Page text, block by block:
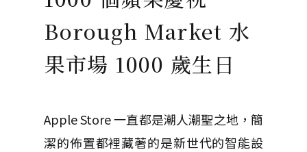
Borough Market 水
果市場 1000 歲生日
Apple Store 一直都是潮人潮聖之地，簡
潔的佈置都裡藏著的是新世代的智能設